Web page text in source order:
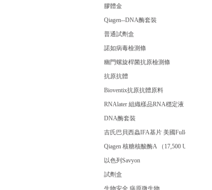
膠體金
Qiagen--DNA酶套裝
普通試劑盒
諾如病毒檢測條
幽門螺旋桿菌抗原檢測條
抗原抗體
Bioventix抗原抗體原料
RNAlater 組織樣品RNA穩定液
DNA酶套裝
吉氏巴貝西蟲IFA基片 美國Fuller
Qiagen 核糖核酸酶A （17,500 U）
以色列Savyon
試劑盒
生物安全 病原微生物